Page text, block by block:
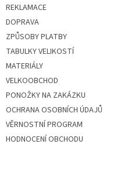
REKLAMACE
DOPRAVA
ZPŮSOBY PLATBY
TABULKY VELIKOSTÍ
MATERIÁLY
VELKOOBCHOD
PONOŽKY NA ZAKÁZKU
OCHRANA OSOBNÍCH ÚDAJŮ
VĚRNOSTNÍ PROGRAM
HODNOCENÍ OBCHODU